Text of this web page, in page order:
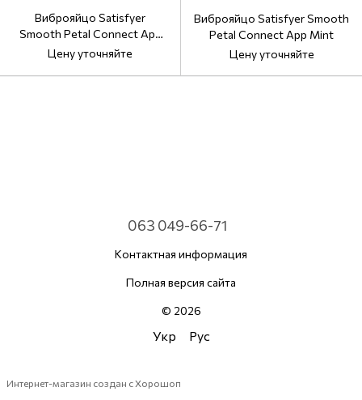
Виброяйцо Satisfyer
Smooth Petal Connect App
Light Blue
Цену уточняйте
Виброяйцо Satisfyer Smooth
Petal Connect App Mint
Цену уточняйте
063 049-66-71
Контактная информация
Полная версия сайта
© 2026
Укр Рус
Интернет-магазин создан с Хорошоп